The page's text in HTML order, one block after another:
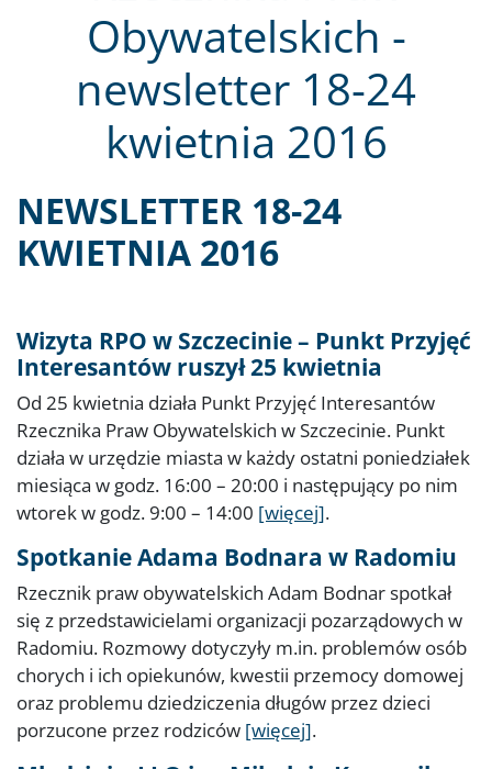
Obywatelskich -
newsletter 18-24
kwietnia 2016
NEWSLETTER 18-24
KWIETNIA 2016
Wizyta RPO w Szczecinie – Punkt Przyjęć
Interesantów ruszył 25 kwietnia
Od 25 kwietnia działa Punkt Przyjęć Interesantów
Rzecznika Praw Obywatelskich w Szczecinie. Punkt
działa w urzędzie miasta w każdy ostatni poniedziałek
miesiąca w godz. 16:00 – 20:00 i następujący po nim
wtorek w godz. 9:00 – 14:00 [więcej].
Spotkanie Adama Bodnara w Radomiu
Rzecznik praw obywatelskich Adam Bodnar spotkał
się z przedstawicielami organizacji pozarządowych w
Radomiu. Rozmowy dotyczyły m.in. problemów osób
chorych i ich opiekunów, kwestii przemocy domowej
oraz problemu dziedziczenia długów przez dzieci
porzucone przez rodziców [więcej].